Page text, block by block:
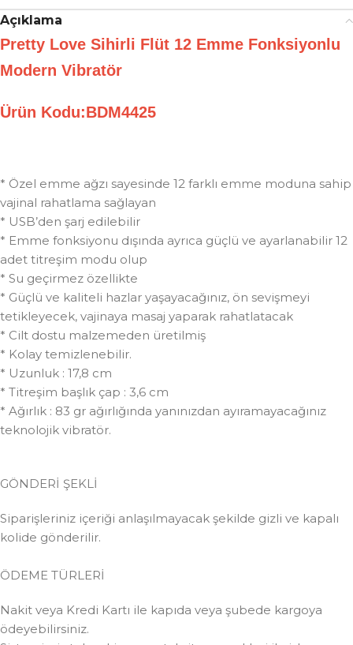
Açıklama
Pretty Love Sihirli Flüt 12 Emme Fonksiyonlu
Modern Vibratör
Ürün Kodu:BDM4425
* Özel emme ağzı sayesinde 12 farklı emme moduna sahip
vajinal rahatlama sağlayan
* USB’den şarj edilebilir
* Emme fonksiyonu dışında ayrıca güçlü ve ayarlanabilir 12
adet titreşim modu olup
* Su geçirmez özellikte
* Güçlü ve kaliteli hazlar yaşayacağınız, ön sevişmeyi
tetikleyecek, vajinaya masaj yaparak rahatlatacak
* Cilt dostu malzemeden üretilmiş
* Kolay temizlenebilir.
* Uzunluk : 17,8 cm
* Titreşim başlık çap : 3,6 cm
* Ağırlık : 83 gr ağırlığında yanınızdan ayıramayacağınız
teknolojik vibratör.
GÖNDERİ ŞEKLİ
Siparişleriniz içeriği anlaşılmayacak şekilde gizli ve kapalı
kolide gönderilir.
ÖDEME TÜRLERİ
Nakit veya Kredi Kartı ile kapıda veya şubede kargoya
ödeyebilirsiniz.